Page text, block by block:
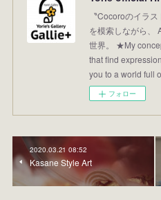
〝Cocoroのイラ
を模索しながら、
世界。 ★My
that find
you to a world full
フォロー
2020.03.21 08:52
Kasane Style Art